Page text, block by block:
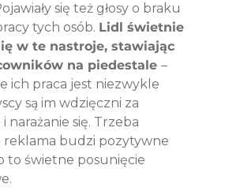
się też głosy o braku
tych osób. Lidl świetnie
w te nastroje, stawiając
na piedestale –
ich praca jest niezwykle
są im wdzięczni za
narażanie się. Trzeba
reklama budzi pozytywne
to świetne posunięcie